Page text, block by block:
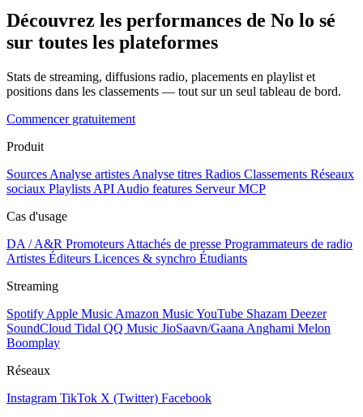
Découvrez les performances de No lo sé
sur toutes les plateformes
Stats de streaming, diffusions radio, placements en playlist et
positions dans les classements — tout sur un seul tableau de bord.
Commencer gratuitement
Produit
Sources Analyse artistes Analyse titres Radios Classements Réseaux
sociaux Playlists API Audio features Serveur MCP
Cas d'usage
DA / A&R Promoteurs Attachés de presse Programmateurs de radio
Artistes Éditeurs Licences & synchro Étudiants
Streaming
Spotify Apple Music Amazon MusicYouTube Shazam Deezer
SoundCloud Tidal QQ Music JioSaavn/Gaana Anghami Melon
Boomplay
Réseaux
Instagram TikTok X (Twitter) Facebook